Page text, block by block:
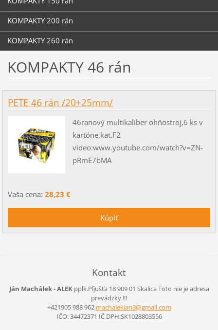
KOMPAKTY 200 rán
KOMPAKTY 260 rán
KOMPAKTY 46 rán
PETE 46 rán /20+25mm/
46ranový multikaliber ohňostroj,6 ks v
kartóne,kat.F2
video:www.youtube.com/watch?v=ZN-
pRmE7bMA
Vaša cena: 28,23 €
Kontakt
Ján Machálek - ALEK pplk.Pľjušťa 18 909 01 Skalica Toto nie je adresa
prevádzky !!!
+421905 988 962 machalekjan3@gmail.com
IČO: 34472371 IČ DPH:SK1028803556